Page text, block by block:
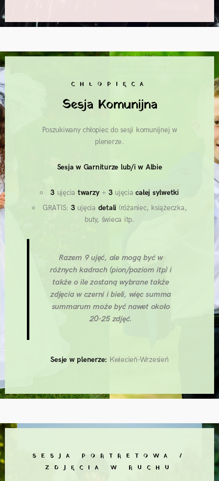
CHŁOPIĘCA
Sesja Komunijna
Poszukiwany chłopiec do sesji komunijnej w
plenerze.
Sesja w Garniturze lub/i w Albie
3 ujęcia twarzy + 3 ujęciacałej sylwetki
GRATIS: 3 ujęcia detali (różaniec, książeczka,
buty, świeca itp.
Razem 9 ujęć, ale mogą być w
różnych kadrach (pion/poziom itp) i
także o ile zostaną wybrane także
zdjęcia w czerni i bieli, więc summa
summarum może być nawet około
20-25 zdjęć.
Sesje w plenerze: Kwiecień-Wrzesień
SESJA PORTRETOWA /
ZDJĘCIA W RUCHU